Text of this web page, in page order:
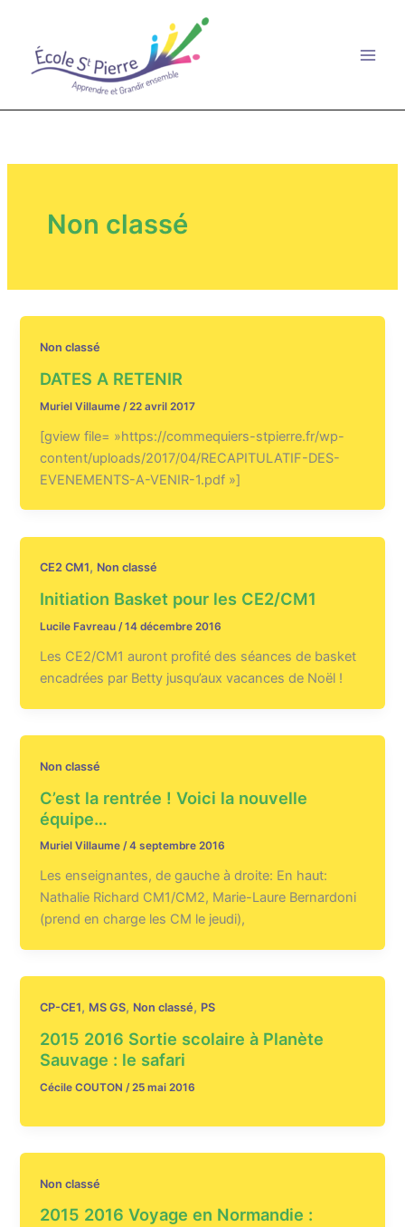
contenu
Non classé
Non classé
DATES A RETENIR
Muriel Villaume /22 avril 2017
[gview file= »https://commequiers-stpierre.fr/wp-
content/uploads/2017/04/RECAPITULATIF-DES-
EVENEMENTS-A-VENIR-1.pdf »]
CE2 CM1, Non classé
Initiation Basket pour les CE2/CM1
Lucile Favreau/14 décembre 2016
Les CE2/CM1 auront profité des séances de basket
encadrées par Betty jusqu’aux vacances de Noël !
Non classé
C’est la rentrée ! Voici la nouvelle
équipe…
Muriel Villaume/4 septembre 2016
Les enseignantes, de gauche à droite: En haut:
Nathalie Richard CM1/CM2, Marie-Laure Bernardoni
(prend en charge les CM le jeudi),
CP-CE1, MS GS, Non classé, PS
2015 2016 Sortie scolaire à Planète
Sauvage : le safari
Cécile COUTON/25 mai 2016
Non classé
2015 2016 Voyage en Normandie :